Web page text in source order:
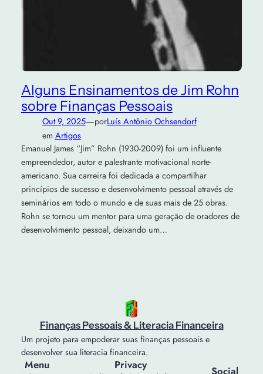
Alguns Ensinamentos de Jim Rohn
sobre Finanças Pessoais
Out 9, 2025—porLuís Antônio Ochsendorf
em Artigos
Emanuel James “Jim” Rohn (1930-2009) foi um influente
empreendedor, autor e palestrante motivacional norte-
americano. Sua carreira foi dedicada a compartilhar
princípios de sucesso e desenvolvimento pessoal através de
seminários em todo o mundo e de suas mais de 25 obras.
Rohn se tornou um mentor para uma geração de oradores de
desenvolvimento pessoal, deixando um…
Finanças Pessoais & Literacia Financeira
Um projeto para empoderar suas finanças pessoais e
desenvolver sua literacia financeira.
Menu Privacy Social